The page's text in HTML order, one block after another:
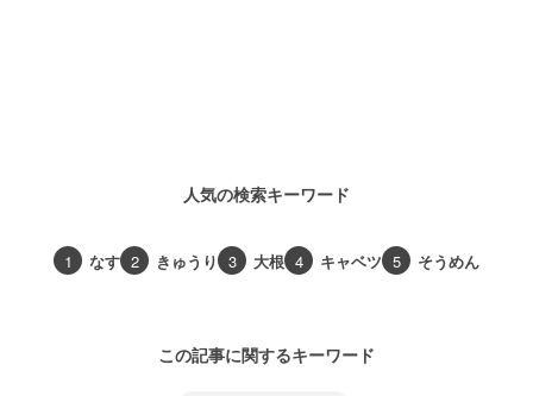
人気の検索キーワード
1 なす 2 きゅうり 3 大根 4 キャベツ 5 そうめん
この記事に関するキーワード